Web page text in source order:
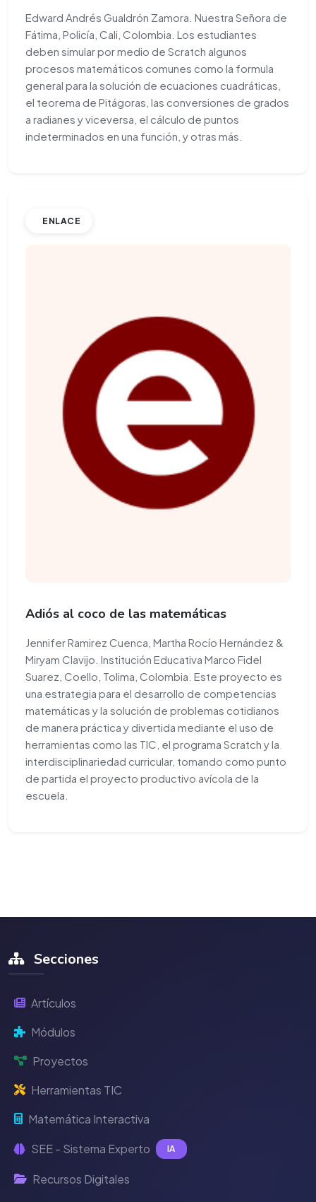
Edward Andrés Gualdrón Zamora. Nuestra Señora de
Fátima, Policía, Cali, Colombia. Los estudiantes
deben simular por medio de Scratch algunos
procesos matemáticos comunes como la formula
general para la solución de ecuaciones cuadráticas,
el teorema de Pitágoras, las conversiones de grados
a radianes y viceversa, el cálculo de puntos
indeterminados en una función, y otras más.
ENLACE
Adiós al coco de las matemáticas
Jennifer Ramirez Cuenca, Martha Rocío Hernández &
Miryam Clavijo. Institución Educativa Marco Fidel
Suarez, Coello, Tolima, Colombia. Este proyecto es
una estrategia para el desarrollo de competencias
matemáticas y la solución de problemas cotidianos
de manera práctica y divertida mediante el uso de
herramientas como las TIC, el programa Scratch y la
interdisciplinariedad curricular, tomando como punto
de partida el proyecto productivo avícola de la
escuela.
Secciones
Artículos
Módulos
Proyectos
Herramientas TIC
Matemática Interactiva
SEE - Sistema Experto IA
Recursos Digitales